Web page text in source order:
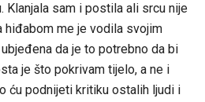
Klanjala sam i postila ali srcu nije
hiđabom me je vodila svojim
da je to potrebno da bi
je što pokrivam tijelo, a ne i
ću podnijeti kritiku ostalih ljudi i